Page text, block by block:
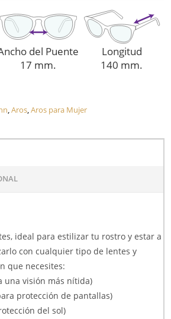
del Puente
17 mm.
Longitud
140 mm.
,Aros,Aros para Mujer
ideal para estilizar tu rostro y estar a
con cualquier tipo de lentes y
que necesites:
una visión más nítida)
protección de pantallas)
del sol)